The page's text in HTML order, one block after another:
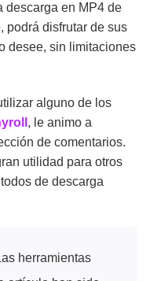
descarga en MP4 de
podrá disfrutar de sus
desee, sin limitaciones
alguno de los
, le animo a
de comentarios.
utilidad para otros
de descarga
herramientas